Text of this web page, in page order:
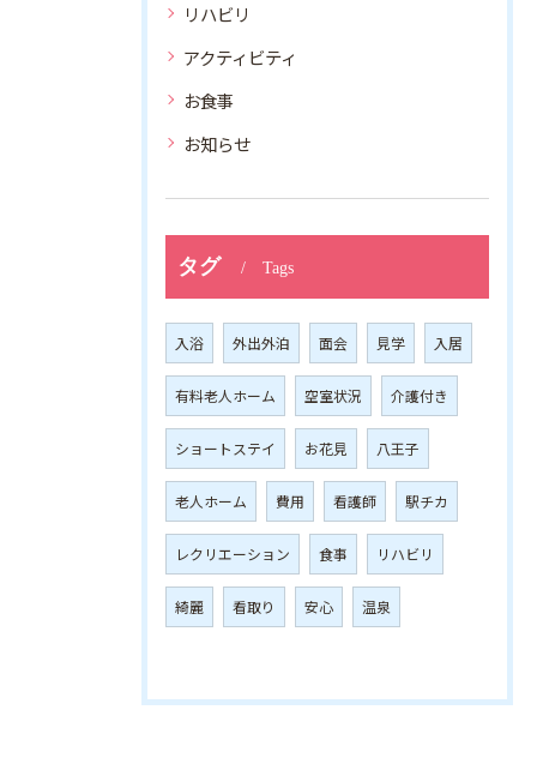
リハビリ
アクティビティ
お食事
お知らせ
タグ Tags
入浴 外出外泊 面会 見学 入居
有料老人ホーム 空室状況 介護付き
ショートステイ お花見 八王子
老人ホーム 費用 看護師 駅チカ
レクリエーション 食事 リハビリ
綺麗 看取り 安心 温泉